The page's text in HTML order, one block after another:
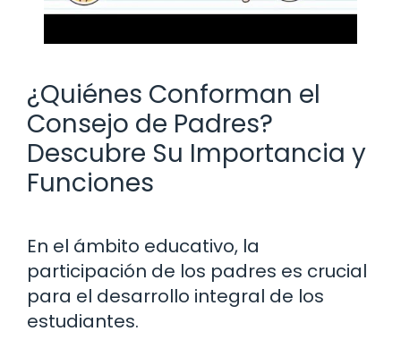
¿Quiénes Conforman el
Consejo de Padres?
Descubre Su Importancia y
Funciones
En el ámbito educativo, la
participación de los padres es crucial
para el desarrollo integral de los
estudiantes.